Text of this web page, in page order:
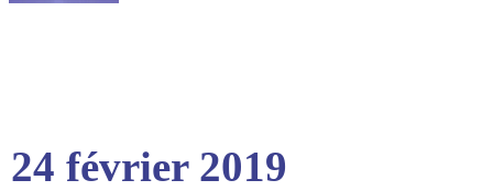
24 février 2019